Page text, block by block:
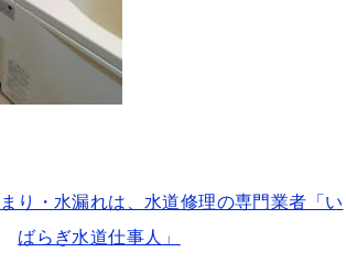
り・水漏れは、水道修理の専門業者「い
ばらぎ水道仕事人」